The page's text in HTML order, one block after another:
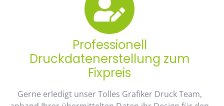
Professionell
Druckdatenerstellung zum
Fixpreis
Gerne erledigt unser Tolles Grafiker Druck Team,